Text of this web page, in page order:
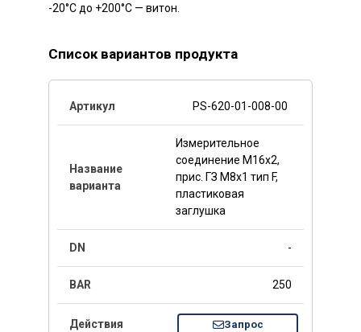
-20°C до +200°C — витон.
Список вариантов продукта
PS-620-01-008-00
Измерительное
соединение M16x2,
прис. ГЗ M8x1 тип F,
пластиковая
заглушка
-
250
Запрос